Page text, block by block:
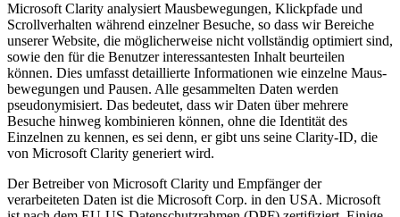
Microsoft Clarity analysiert Mausbewegungen, Klickpfade und
Scrollverhalten während einzelner Besuche, so dass wir Bereiche
unserer Website, die möglicherweise nicht vollständig optimiert sind,
sowie den für die Benutzer interessantesten Inhalt beurteilen
können. Dies umfasst detaillierte Informationen wie einzelne Maus-
bewegungen und Pausen. Alle gesammelten Daten werden
pseudonymisiert. Das bedeutet, dass wir Daten über mehrere
Besuche hinweg kombinieren können, ohne die Identität des
Einzelnen zu kennen, es sei denn, er gibt uns seine Clarity-ID, die
von Microsoft Clarity generiert wird.
Der Betreiber von Microsoft Clarity und Empfänger der
verarbeiteten Daten ist die Microsoft Corp. in den USA. Microsoft